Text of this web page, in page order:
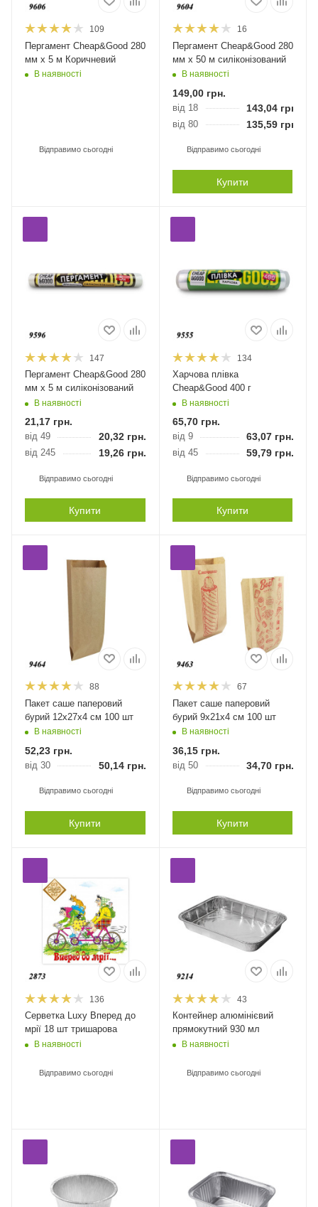
109
Пергамент Cheap&Good 280
мм х 5 м Коричневий
В наявності
Відправимо сьогодні
16
Пергамент Cheap&Good 280
мм х 50 м силіконізований
В наявності
149,00грн.
від 18 143,04грн.
від 80 135,59грн.
Відправимо сьогодні
Купити
147
Пергамент Cheap&Good 280
мм х 5 м силіконізований
В наявності
21,17 грн.
від 49 20,32 грн.
від 245 19,26 грн.
Відправимо сьогодні
Купити
134
Харчова плівка
Cheap&Good 400 г
В наявності
65,70грн.
від 9 63,07грн.
від 45 59,79грн.
Відправимо сьогодні
Купити
88
Пакет саше паперовий
бурий 12х27х4 см 100 шт
В наявності
52,23 грн.
від 30 50,14 грн.
Відправимо сьогодні
Купити
67
Пакет саше паперовий
бурий 9х21х4 см 100 шт
В наявності
36,15грн.
від 50 34,70грн.
Відправимо сьогодні
Купити
136
Серветка Luxy Вперед до
мрії 18 шт тришарова
В наявності
Відправимо сьогодні
43
Контейнер алюмінієвий
прямокутний 930 мл
В наявності
Відправимо сьогодні